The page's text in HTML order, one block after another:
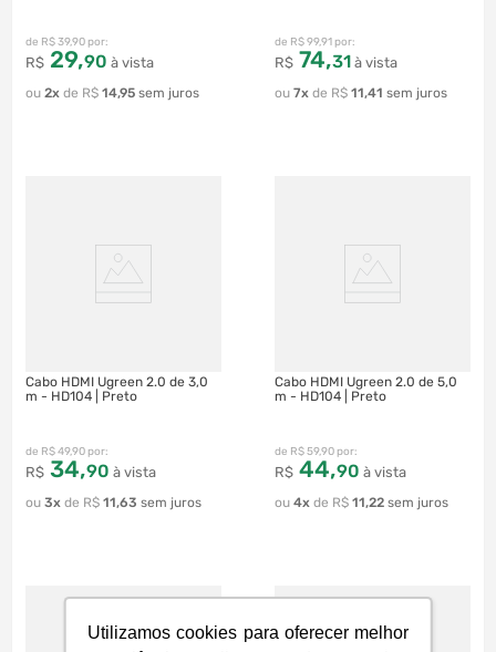
Utilizamos cookies para oferecer melhor
R$39,90
R$ 29,90 à vista
2 R$ 14,95
R$99,91
R$ 74,31 à vista
7 R$ 11,41
Cabo HDMI Ugreen 2.0 de 3,0
m - HD104 | Preto
R$49,90
R$ 34,90 à vista
3 R$ 11,63
Cabo HDMI Ugreen 2.0 de 5,0
m - HD104 | Preto
R$59,90
R$ 44,90 à vista
4 R$ 11,22